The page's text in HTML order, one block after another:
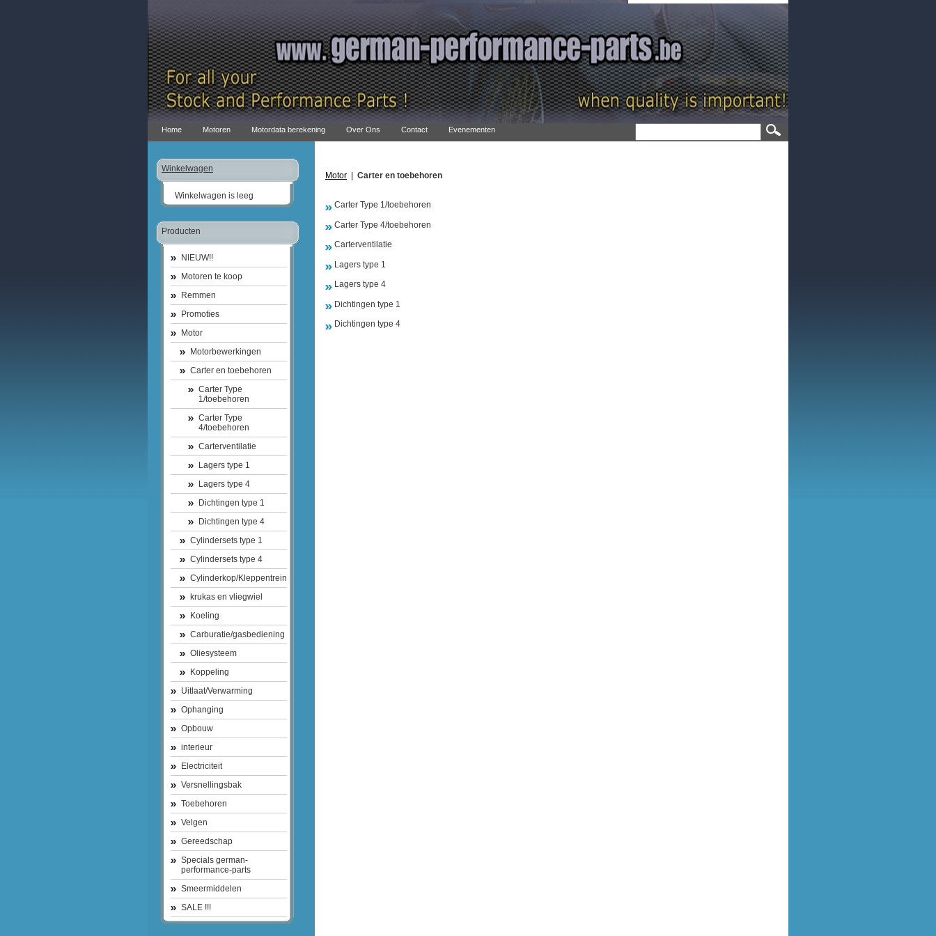
Home Motoren Motordata berekening Over Ons Contact Evenementen
Winkelwagen
Winkelwagen is leeg
Producten
NIEUW!!
Motoren te koop
Remmen
Promoties
Motor
Motorbewerkingen
Carter en toebehoren
Carter Type
1/toebehoren
Carter Type
4/toebehoren
Carterventilatie
Lagers type 1
Lagers type 4
Dichtingen type 1
Dichtingen type 4
Cylindersets type 1
Cylindersets type 4
Cylinderkop/Kleppentrein
krukas en vliegwiel
Koeling
Carburatie/gasbediening
Oliesysteem
Koppeling
Uitlaat/Verwarming
Ophanging
Opbouw
interieur
Electriciteit
Versnellingsbak
Toebehoren
Velgen
Gereedschap
Specials german-
performance-parts
Smeermiddelen
SALE !!!
Motor Carter en toebehoren
Carter Type 1/toebehoren
Carter Type 4/toebehoren
Carterventilatie
Lagers type 1
Lagers type 4
Dichtingen type 1
Dichtingen type 4